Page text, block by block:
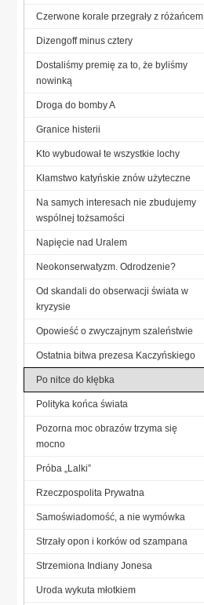
Czerwone korale przegrały z różańcem
Dizengoff minus cztery
Dostaliśmy premię za to, że byliśmy
nowinką
Droga do bomby A
Granice histerii
Kto wybudował te wszystkie lochy
Kłamstwo katyńskie znów użyteczne
Na samych interesach nie zbudujemy
wspólnej tożsamości
Napięcie nad Uralem
Neokonserwatyzm. Odrodzenie?
Od skandali do obserwacji świata w
kryzysie
Opowieść o zwyczajnym szaleństwie
Ostatnia bitwa prezesa Kaczyńskiego
Po nitce do kłębka
Polityka końca świata
Pozorna moc obrazów trzyma się
mocno
Próba „Lalki”
Rzeczpospolita Prywatna
Samoświadomość, a nie wymówka
Strzały opon i korków od szampana
Strzemiona Indiany Jonesa
Uroda wykuta młotkiem